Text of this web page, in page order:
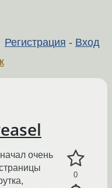
Регистрация - Вход
0
очень